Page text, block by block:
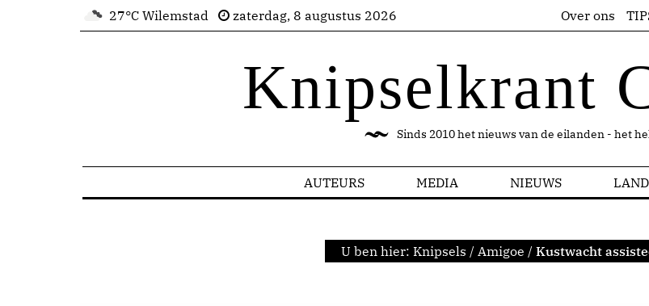
27°C Wilemstad zaterdag, 8 augustus 2026 Over ons
Knipselkrant
Sinds 2010 het nieuws van de eilanden - het
AUTEURS MEDIA NIEUWS
U ben hier: Knipsels / Amigoe / Kustwacht